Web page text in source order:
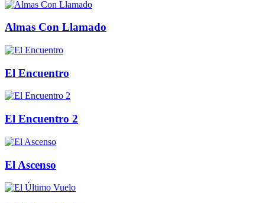
Almas Con Llamado
El Encuentro
El Encuentro 2
El Ascenso